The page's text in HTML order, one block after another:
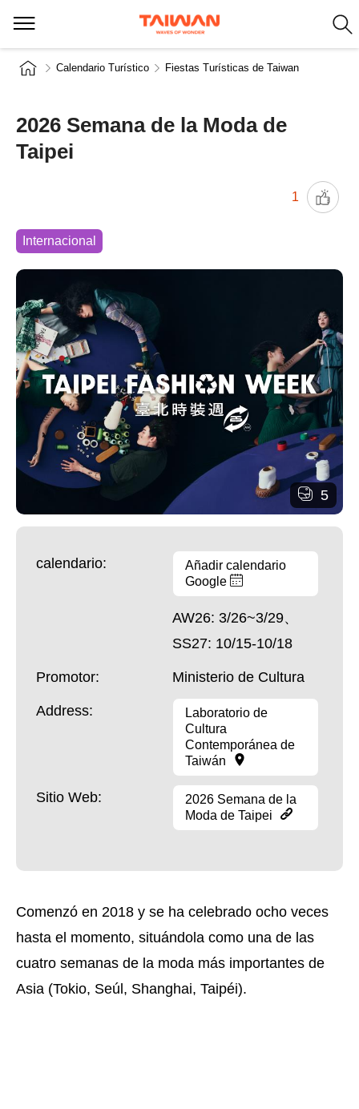
Calendario Turístico Fiestas Turísticas de Taiwan
2026 Semana de la Moda de
Taipei
1
Internacional
5
calendario:
Añadir calendario
Google
AW26: 3/26~3/29、
SS27: 10/15-10/18
Promotor: Ministerio de Cultura
Address:
Laboratorio de
Cultura
Contemporánea de
Taiwán
Sitio Web:
2026 Semana de la
Moda de Taipei
Comenzó en 2018 y se ha celebrado ocho veces
hasta el momento, situándola como una de las
cuatro semanas de la moda más importantes de
Asia (Tokio, Seúl, Shanghai, Taipéi).